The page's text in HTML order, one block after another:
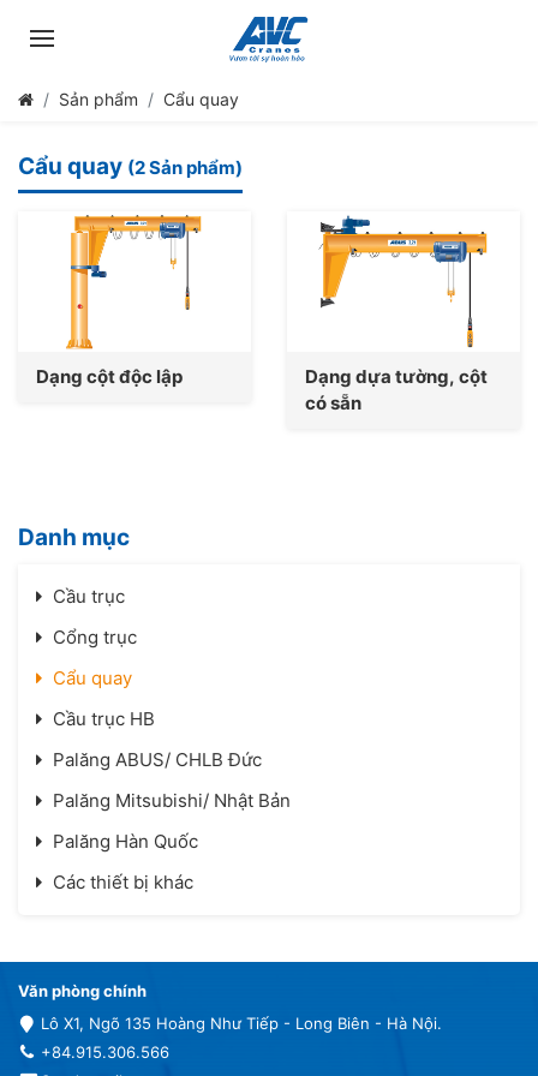
Sản phẩm Cẩu quay
Cẩu quay (2 Sản phẩm)
Dạng cột độc lập
Dạng dựa tường, cột
có sẵn
Danh mục
Cầu trục
Cổng trục
Cẩu quay
Cầu trục HB
Palăng ABUS/ CHLB Đức
Palăng Mitsubishi/ Nhật Bản
Palăng Hàn Quốc
Các thiết bị khác
Văn phòng chính
Lô X1, Ngõ 135 Hoàng Như Tiếp - Long Biên - Hà Nội.
+84.915.306.566